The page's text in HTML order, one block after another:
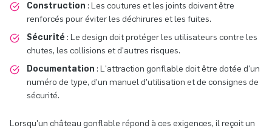
Construction : Les coutures et les joints doivent être
renforcés pour éviter les déchirures et les fuites.
Sécurité : Le design doit protéger les utilisateurs contre les
chutes, les collisions et d'autres risques.
Documentation : L'attraction gonflable doit être dotée d'un
numéro de type, d'un manuel d'utilisation et de consignes de
sécurité.
Lorsqu'un château gonflable répond à ces exigences, il reçoit un